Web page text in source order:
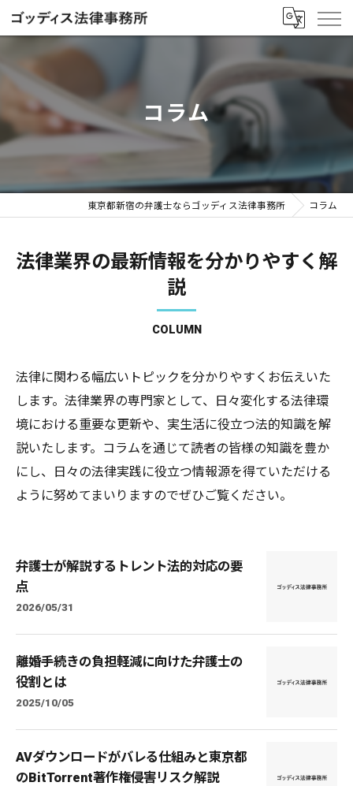
コラム
東京都新宿の弁護士ならゴッディス法律事務所 コラム
法律業界の最新情報を分かりやすく解
説
COLUMN
法律に関わる幅広いトピックを分かりやすくお伝えいた
します。法律業界の専門家として、日々変化する法律環
境における重要な更新や、実生活に役立つ法的知識を解
説いたします。コラムを通じて読者の皆様の知識を豊か
にし、日々の法律実践に役立つ情報源を得ていただける
ように努めてまいりますのでぜひご覧ください。
弁護士が解説するトレント法的対応の要
点
2026/05/31
離婚手続きの負担軽減に向けた弁護士の
役割とは
2025/10/05
AVダウンロードがバレる仕組みと東京都
のBitTorrent著作権侵害リスク解説